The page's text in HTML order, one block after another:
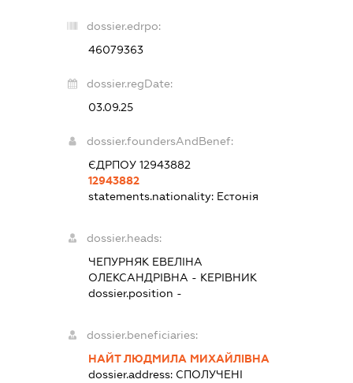
dossier.edrpo:
46079363
dossier.regDate:
03.09.25
dossier.foundersAndBenef:
ЄДРПОУ 12943882
12943882
statements.nationality: Естонія
dossier.heads:
ЧЕПУРНЯК ЕВЕЛІНА
ОЛЕКСАНДРІВНА - КЕРІВНИК
dossier.position -
dossier.beneficiaries:
НАЙТ ЛЮДМИЛА МИХАЙЛІВНА
dossier.address: СПОЛУЧЕНІ